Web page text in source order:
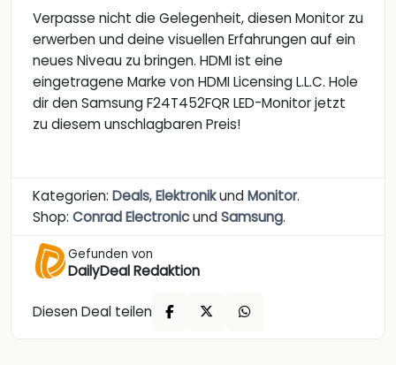
Verpasse nicht die Gelegenheit, diesen Monitor zu
erwerben und deine visuellen Erfahrungen auf ein
neues Niveau zu bringen. HDMI ist eine
eingetragene Marke von HDMI Licensing L.L.C. Hole
dir den Samsung F24T452FQR LED-Monitor jetzt
zu diesem unschlagbaren Preis!
Kategorien: Deals,ElektronikundMonitor.
Shop: Conrad ElectronicundSamsung.
Gefunden von
DailyDeal Redaktion
Diesen Deal teilen